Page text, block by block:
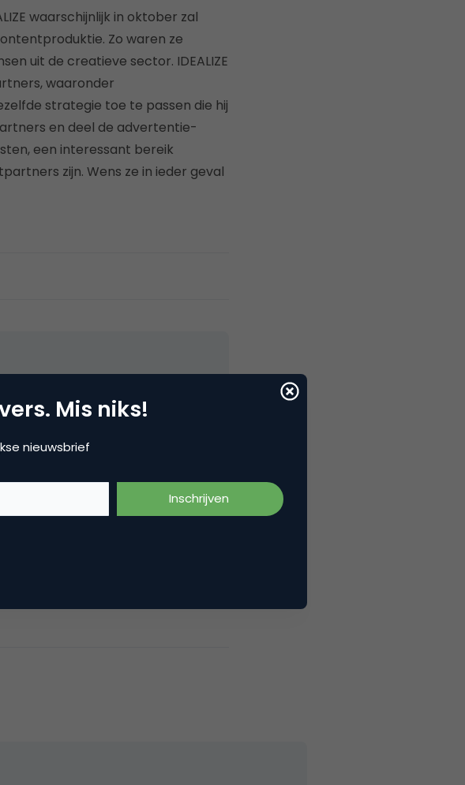
waarschijnlijk in oktober zal
Zo waren ze
uit de creatieve sector. IDEALIZE
waaronder
strategie toe te passen die hij
en deel de advertentie-
een interessant bereik
zijn. Wens ze in ieder geval
SportNext, TravelNext, RvT
en vader!
Mis niks!
nieuwsbrief